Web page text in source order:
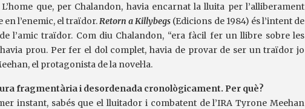
que, per Chalandon, havia encarnat la lluita per l’alliberament
en l’enemic, el traïdor.Retorn a Killybegs (Edicions de 1984) és l’intent de
l’amic traïdor. Com diu Chalandon, “era fàcil fer un llibre sobre les
prou. Per fer el dol complet, havia de provar de ser un traïdor jo
el protagonista de la novel·la.
fragmentària i desordenada cronològicament. Per què?
instant, sabés que el lluitador i combatent de l’IRA Tyrone Meehan